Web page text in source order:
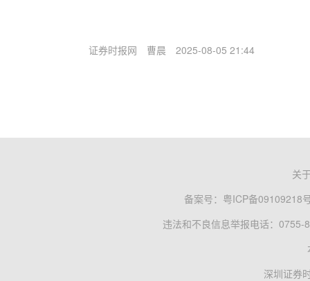
证券时报网 曹晨 2025-08-05 21:44
关
备案号： 粤ICP备09109218
违法和不良信息举报电话：0755-
深圳证券